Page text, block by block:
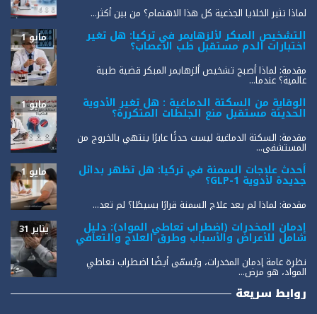
لماذا تثير الخلايا الجذعية كل هذا الاهتمام؟ من بين أكثر...
التشخيص المبكر لألزهايمر في تركيا: هل تغير
اختبارات الدم مستقبل طب الأعصاب؟
مايو 1
مقدمة: لماذا أصبح تشخيص ألزهايمر المبكر قضية طبية
عالمية؟ عندما...
الوقاية من السكتة الدماغية : هل تغير الأدوية
الحديثة مستقبل منع الجلطات المتكررة؟
مايو 1
مقدمة: السكتة الدماغية ليست حدثًا عابرًا ينتهي بالخروج من
المستشفى...
أحدث علاجات السمنة في تركيا: هل تظهر بدائل
جديدة لأدوية GLP-1؟
مايو 1
مقدمة: لماذا لم يعد علاج السمنة قرارًا بسيطًا؟ لم تعد...
إدمان المخدرات (اضطراب تعاطي المواد): دليل
شامل للأعراض والأسباب وطرق العلاج والتعافي
يناير 31
نظرة عامة إدمان المخدرات، ويُسمّى أيضًا اضطراب تعاطي
المواد، هو مرض...
روابط سريعة